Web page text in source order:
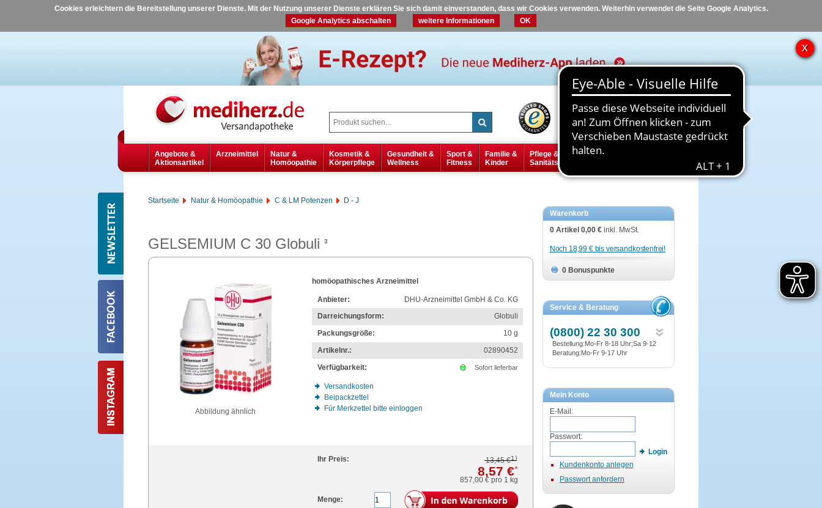
Cookies erleichtern die Bereitstellung unserer Dienste. Mit der Nutzung unserer Dienste erklären Sie sich damit einverstanden, dass wir Cookies verwenden. Weiterhin verwendet die Seite Google Analytics.
Google Analytics abschalten
weitere Informationen OK
Hilfe Kontakt
Angebote &
Aktionsartikel
Arzneimittel
Natur &
Homöopathie
Kosmetik &
Körperpflege
Gesundheit &
Wellness
Sport &
Fitness
Familie &
Kinder
Pflege &
Sanitätsbedarf
Diabetes
Startseite Natur & Homöopathie C & LM Potenzen D - J
GELSEMIUM C 30 Globuli 3
Abbildung ähnlich
homöopathisches Arzneimittel
Anbieter:
DHU-Arzneimittel GmbH & Co. KG
Darreichungsform:
Globuli
Packungsgröße:
10 g
Artikelnr.:
02890452
Verfügbarkeit:
Sofort lieferbar
Versandkosten
Beipackzettel
Für Merkzettel bitte einloggen
Ihr Preis: 13,45 €1)
8,57 €*
857,00 €pro 1 kg
Menge:
Warenkorb
0 Artikel 0,00 € inkl. MwSt.
Noch 18,99 € bis versandkostenfrei!
0 Bonuspunkte
Service & Beratung
(0800) 22 30 300
Bestellung:Mo-Fr 8-18 Uhr;Sa 9-12
Beratung:Mo-Fr 9-17 Uhr
Mein Konto
E-Mail:
Passwort:
Login
Kundenkonto anlegen
Passwort anfordern